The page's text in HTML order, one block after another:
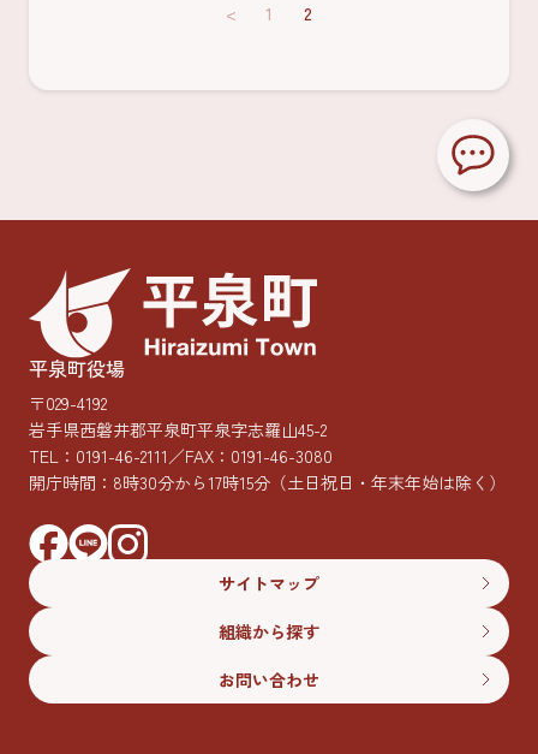
< 1 2
平泉町役場
〒029-4192
岩手県西磐井郡平泉町平泉字志羅山45-2
TEL： 0191-46-2111／FAX：0191-46-3080
開庁時間：8時30分から17時15分 （土日祝日・年末年始は除く）
サイトマップ
組織から探す
お問い合わせ